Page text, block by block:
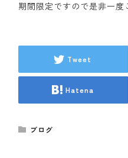
期間限定ですので是非一
Tweet
Hatena
ブログ